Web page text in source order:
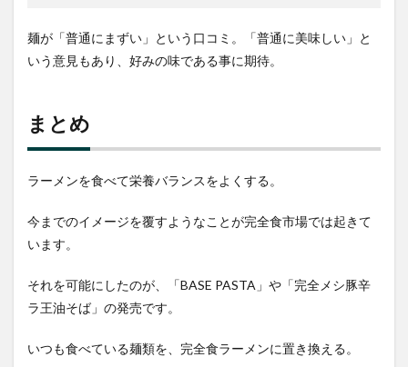
麺が「普通にまずい」という口コミ。「普通に美味しい」と
いう意見もあり、好みの味である事に期待。
まとめ
ラーメンを食べて栄養バランスをよくする。
今までのイメージを覆すようなことが完全食市場では起きて
います。
それを可能にしたのが、「BASE PASTA」や「完全メシ豚辛
ラ王油そば」の発売です。
いつも食べている麺類を、完全食ラーメンに置き換える。